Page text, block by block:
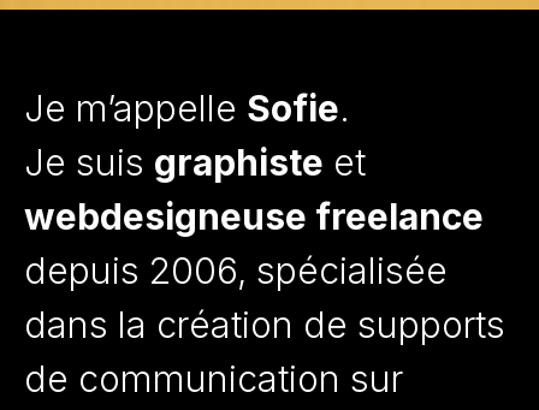
Je m’appelle Sofie.
Je suis graphiste et
webdesigneuse freelance
depuis 2006, spécialisée
dans la création de supports
de communication sur